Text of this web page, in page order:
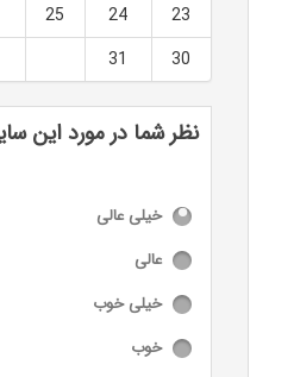
23
24
25
30
31
نظر شما در مورد این
خیلی عالی
عالی
خیلی خوب
خوب